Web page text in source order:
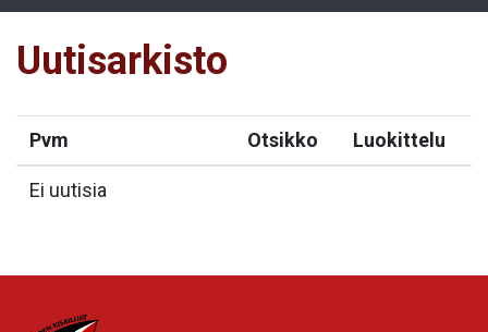
Uutisarkisto
Pvm Otsikko Luokittelu
Ei uutisia